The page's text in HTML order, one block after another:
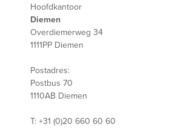
Hoofdkantoor
Diemen
Overdiemerweg 34
1111PP Diemen
Postadres:
Postbus 70
1110AB Diemen
T: +31 (0)20 660 60 60